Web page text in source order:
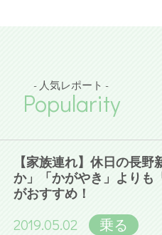
- 人気レポート -
Popularity
【家族連れ】休日の長野
か」「かがやき」よりも
がおすすめ！
2019.05.02 乗る